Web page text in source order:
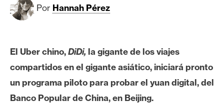
c
s
B
Por Hannah Pérez
El Uber chino,DiDi, la gigante de los viajes
compartidos en el gigante asiático, iniciará pronto
un programa piloto para probar el yuan digital, del
Banco Popular de China, en Beijing.